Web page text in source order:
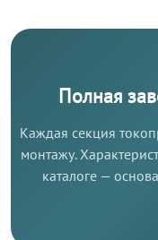
Полная
Каждая секция
монтажу.
каталоге —